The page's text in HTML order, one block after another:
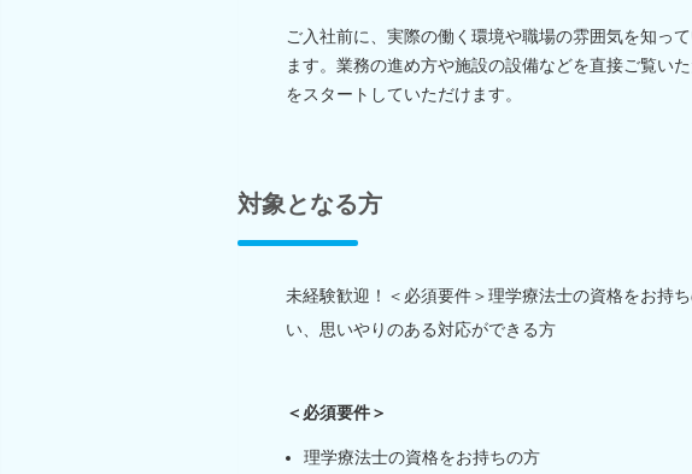
ご入社前に、実際の働く環境や職場の雰囲気を知っ
ます。業務の進め方や施設の設備などを直接ご覧い
をスタートしていただけます。
対象となる方
未経験歓迎！＜必須要件＞理学療法士の資格をお持
い、思いやりのある対応ができる方
＜必須要件＞
理学療法士の資格をお持ちの方